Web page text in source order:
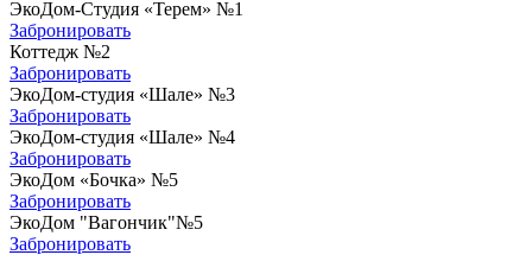
ЭкоДом-Студия «Терем» №1
Забронировать
Коттедж №2
Забронировать
ЭкоДом-студия «Шале» №3
Забронировать
ЭкоДом-студия «Шале» №4
Забронировать
ЭкоДом «Бочка» №5
Забронировать
ЭкоДом "Вагончик"№5
Забронировать